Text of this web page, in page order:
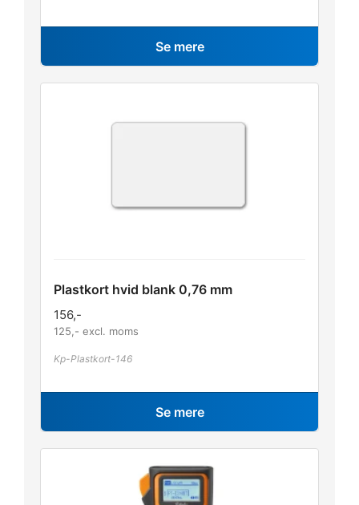
Se mere
Plastkort hvid blank 0,76 mm
156,-
125 ,- excl. moms
Kp-Plastkort-146
Se mere